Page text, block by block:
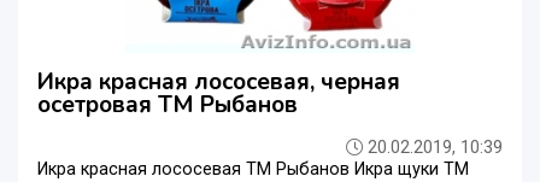
Икра красная лососевая, черная
осетровая ТМ Рыбанов
20.02.2019, 10:39
Икра красная лососевая ТМ Рыбанов Икра щуки ТМ